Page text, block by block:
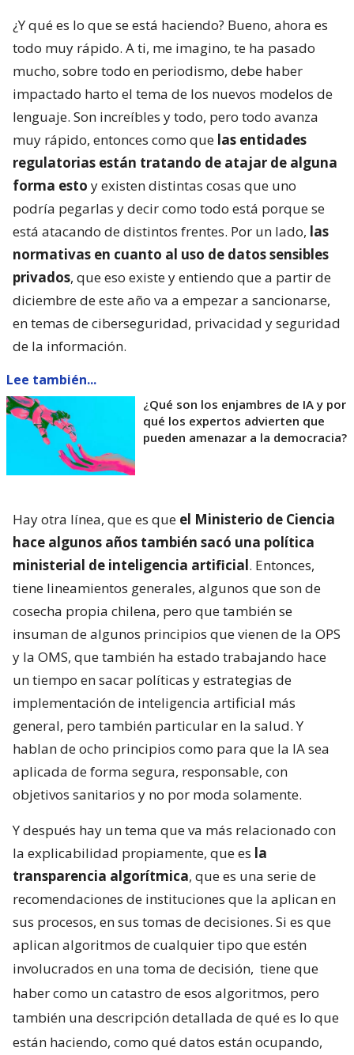
¿Y qué es lo que se está haciendo? Bueno, ahora es
todo muy rápido. A ti, me imagino, te ha pasado
mucho, sobre todo en periodismo, debe haber
impactado harto el tema de los nuevos modelos de
lenguaje. Son increíbles y todo, pero todo avanza
muy rápido, entonces como que las entidades
regulatorias están tratando de atajar de alguna
forma esto y existen distintas cosas que uno
podría pegarlas y decir como todo está porque se
está atacando de distintos frentes. Por un lado, las
normativas en cuanto al uso de datos sensibles
privados, que eso existe y entiendo que a partir de
diciembre de este año va a empezar a sancionarse,
en temas de ciberseguridad, privacidad y seguridad
de la información.
Lee también...
¿Qué son los enjambres de IA y por
qué los expertos advierten que
pueden amenazar a la democracia?
Hay otra línea, que es que el Ministerio de Ciencia
hace algunos años también sacó una política
ministerial de inteligencia artificial. Entonces,
tiene lineamientos generales, algunos que son de
cosecha propia chilena, pero que también se
insuman de algunos principios que vienen de la OPS
y la OMS, que también ha estado trabajando hace
un tiempo en sacar políticas y estrategias de
implementación de inteligencia artificial más
general, pero también particular en la salud. Y
hablan de ocho principios como para que la IA sea
aplicada de forma segura, responsable, con
objetivos sanitarios y no por moda solamente.
Y después hay un tema que va más relacionado con
la explicabilidad propiamente, que es la
transparencia algorítmica, que es una serie de
recomendaciones de instituciones que la aplican en
sus procesos, en sus tomas de decisiones. Si es que
aplican algoritmos de cualquier tipo que estén
involucrados en una toma de decisión, tiene que
haber como un catastro de esos algoritmos, pero
también una descripción detallada de qué es lo que
están haciendo, como qué datos están ocupando,